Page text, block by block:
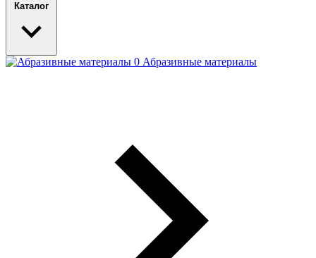
Каталог
Абразивные материалы